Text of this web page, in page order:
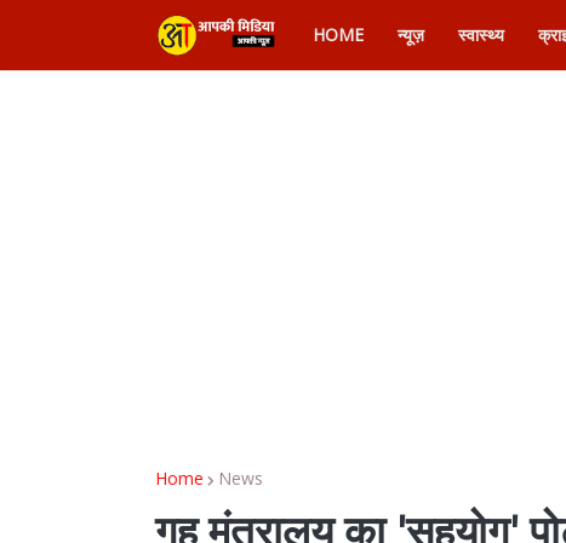
HOME न्यूज़ स्वास्थ्य
Home News
गृह मंत्रालय का 'सहयोग'